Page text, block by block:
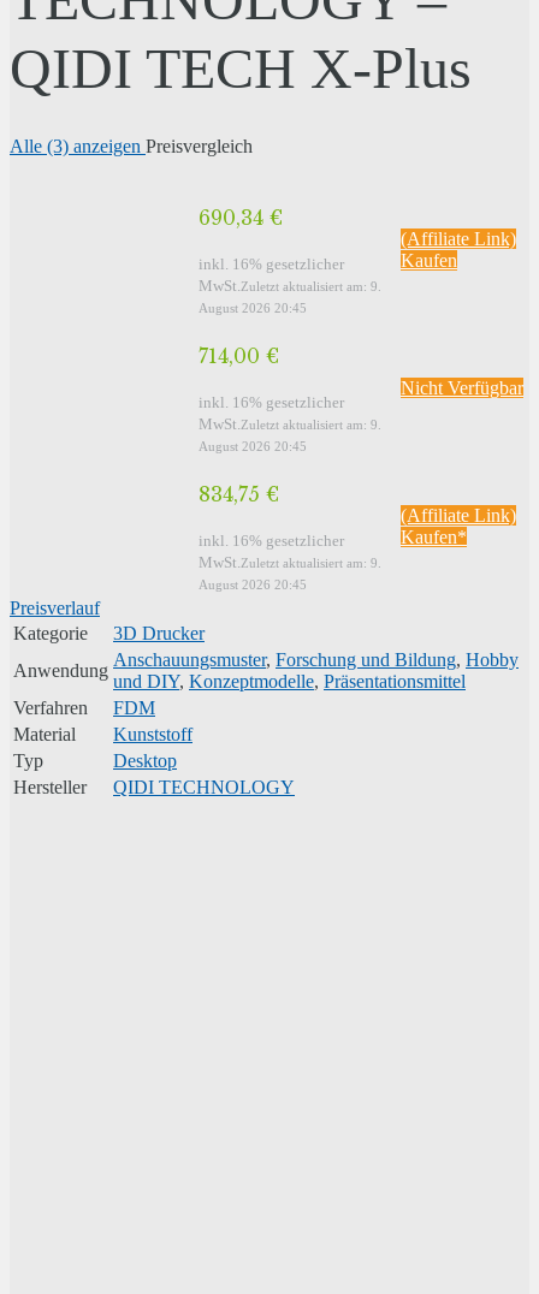
QIDI TECH X-Plus
Alle (3) anzeigen Preisvergleich
690,34 €
inkl. 16% gesetzlicher
MwSt.Zuletzt aktualisiert am: 9.
August 2026 20:45
(Affiliate Link)
Kaufen
714,00 €
inkl. 16% gesetzlicher
MwSt.Zuletzt aktualisiert am: 9.
August 2026 20:45
Nicht Verfügbar
834,75 €
inkl. 16% gesetzlicher
MwSt.Zuletzt aktualisiert am: 9.
August 2026 20:45
(Affiliate Link)
Kaufen*
Preisverlauf
Kategorie
3D Drucker
Anwendung
Anschauungsmuster, Forschung und Bildung, Hobby
und DIY, Konzeptmodelle, Präsentationsmittel
Verfahren
FDM
Material
Kunststoff
Typ
Desktop
Hersteller
QIDI TECHNOLOGY